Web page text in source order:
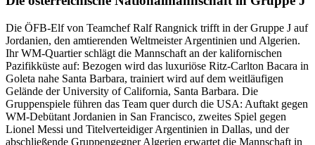
Die ÖFB-Elf von Teamchef Ralf Rangnick trifft in der Gruppe J auf
Jordanien, den amtierenden Weltmeister Argentinien und Algerien.
Ihr WM-Quartier schlägt die Mannschaft an der kalifornischen
Pazifikküste auf: Bezogen wird das luxuriöse Ritz-Carlton Bacara in
Goleta nahe Santa Barbara, trainiert wird auf dem weitläufigen
Gelände der University of California, Santa Barbara. Die
Gruppenspiele führen das Team quer durch die USA: Auftakt gegen
WM-Debütant Jordanien in San Francisco, zweites Spiel gegen
Lionel Messi und Titelverteidiger Argentinien in Dallas, und der
abschließende Gruppengegner Algerien erwartet die Mannschaft in